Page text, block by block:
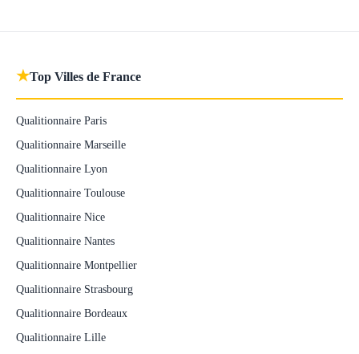
★Top Villes de France
Qualitionnaire Paris
Qualitionnaire Marseille
Qualitionnaire Lyon
Qualitionnaire Toulouse
Qualitionnaire Nice
Qualitionnaire Nantes
Qualitionnaire Montpellier
Qualitionnaire Strasbourg
Qualitionnaire Bordeaux
Qualitionnaire Lille